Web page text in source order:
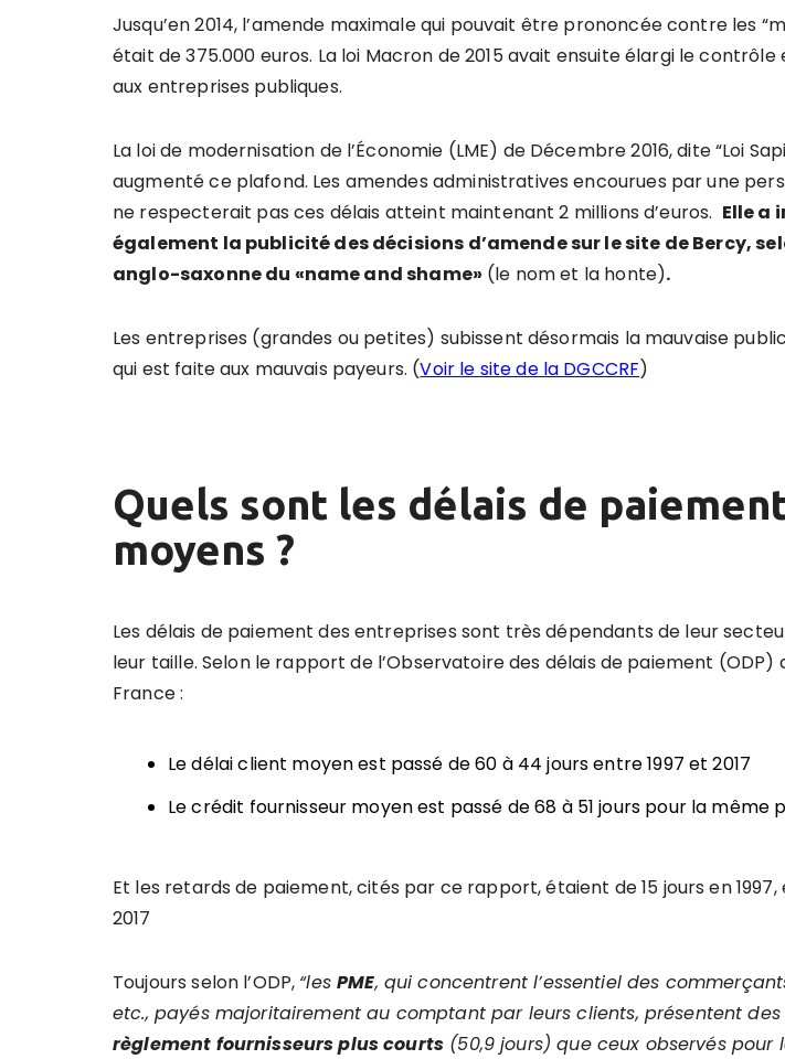
Jusqu’en 2014, l’amende maximale qui pouvait être prononcée contre les
était de 375.000 euros. La loi Macron de 2015 avait ensuite élargi le contrôle
aux entreprises publiques.
La loi de modernisation de l’Économie (LME) de Décembre 2016, dite “Loi
augmenté ce plafond. Les amendes administratives encourues par une
ne respecterait pas ces délais atteint maintenant 2 millions d’euros. Elle a
également la publicité des décisions d’amende sur le site de Bercy,
anglo-saxonne du «name and shame» (le nom et la honte).
Les entreprises (grandes ou petites) subissent désormais la mauvaise
qui est faite aux mauvais payeurs. (Voir le site de la DGCCRF)
Quels sont les délais de
moyens ?
Les délais de paiement des entreprises sont très dépendants de leur
leur taille. Selon le rapport de l’Observatoire des délais de paiement (ODP)
France :
Le délai client moyen est passé de 60 à 44 jours entre 1997 et 2017
Le crédit fournisseur moyen est passé de 68 à 51 jours pour la même
Et les retards de paiement, cités par ce rapport, étaient de 15 jours en 1997,
2017
Toujours selon l’ODP, “lesPME, qui concentrent l’essentiel des
etc., payés majoritairement au comptant par leurs clients, présentent
règlement fournisseurs plus courts (50,9 jours) que ceux observés pour